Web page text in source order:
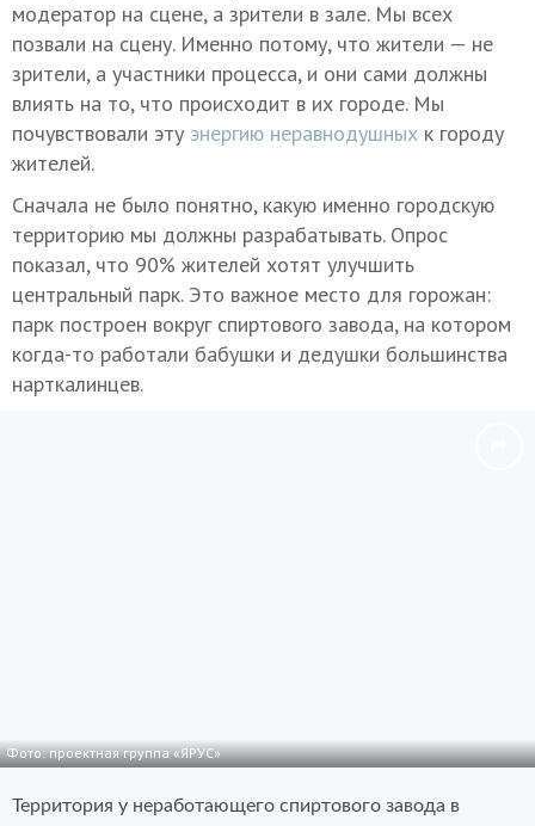
модератор на сцене, а зрители в зале. Мы всех
позвали на сцену. Именно потому, что жители — не
зрители, а участники процесса, и они сами должны
влиять на то, что происходит в их городе. Мы
почувствовали эту энергию неравнодушных к городу
жителей.
Сначала не было понятно, какую именно городскую
территорию мы должны разрабатывать. Опрос
показал, что 90% жителей хотят улучшить
центральный парк. Это важное место для горожан:
парк построен вокруг спиртового завода, на котором
когда-то работали бабушки и дедушки большинства
нарткалинцев.
Фото: проектная группа «ЯРУС»
Территория у неработающего спиртового завода в